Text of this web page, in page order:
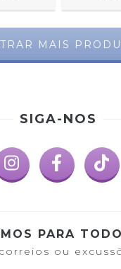
MAIS
SIGA-NOS
PARA
ou